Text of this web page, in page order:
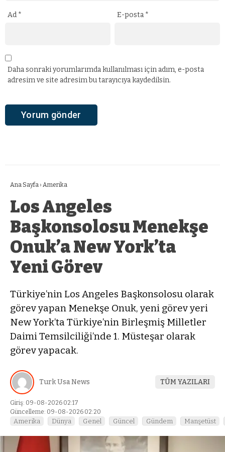
Ad * E-posta *
Daha sonraki yorumlarımda kullanılması için adım, e-posta
adresim ve site adresim bu tarayıcıya kaydedilsin.
Ana Sayfa › Amerika
Los Angeles
Başkonsolosu Menekşe
Onuk’a New York’ta
Yeni Görev
Türkiye’nin Los Angeles Başkonsolosu olarak
görev yapan Menekşe Onuk, yeni görev yeri
New York’ta Türkiye’nin Birleşmiş Milletler
Daimi Temsilciliği’nde 1. Müsteşar olarak
görev yapacak.
Turk Usa News TÜM YAZILARI
Giriş: 09-08-2026 02:17
Güncelleme: 09-08-2026 02:20
Amerika Dünya Genel Güncel Gündem Manşetüst